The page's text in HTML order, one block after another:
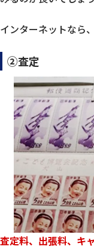
インターネットなら、
②査定
査定料、出張料、キ